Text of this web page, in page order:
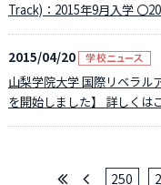
Track)：2015年9月入学 〇
2015/04/20
山梨学院大学 国際リベラル
を開始しました】 詳しくは
250